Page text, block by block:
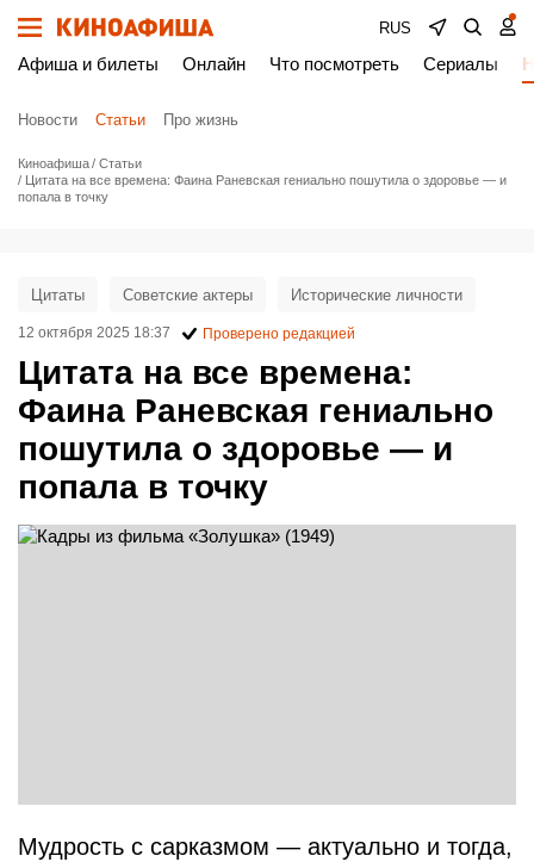
RUS
Афиша и билеты Онлайн Что посмотреть Сериалы
Новости Статьи Про жизнь
Киноафиша
Статьи
Цитата на все времена: Фаина Раневская гениально пошутила о здоровье — и
попала в точку
Цитата на все времена:
Фаина Раневская гениально
пошутила о здоровье — и
попала в точку
Цитаты Советские актеры Исторические личности
12 октября 2025 18:37 Проверено редакцией
Мудрость с сарказмом — актуально и тогда,